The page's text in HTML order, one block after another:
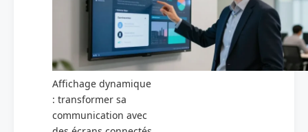
Affichage dynamique
: transformer sa
communication avec